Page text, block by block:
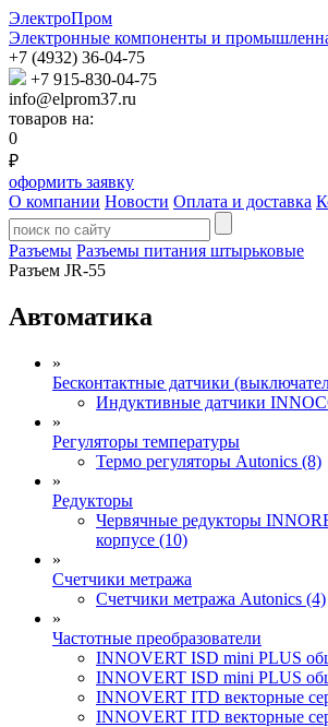
ЭлектроПром
Электронные компоненты и
+7 (4932) 36-04-75
+7 915-830-04-75
info@elprom37.ru
товаров на:
0
₽
оформить заявку
О компании Новости Оплата и доставка
Разъемы Разъемы питания штырьковые
Разъем JR-55
Автоматика
»
Бесконтактные датчики
Индуктивные датчики
»
Регуляторы температуры
Термо регуляторы Autonics (8)
»
Редукторы
Червячные редукторы
корпусе (10)
»
Счетчики метража
Счетчики метража Autonics (4)
»
Частотные преобразователи
INNOVERT ISD mini PLUS
INNOVERT ISD mini PLUS
INNOVERT ITD векторные
INNOVERT ITD векторные